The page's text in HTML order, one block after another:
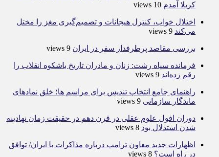
کربلا آمدم 10 views
اختلال خواب، کنترل هیجانات و تصمیم‌گیری مغز را مختل
می‌کند 9 views
بررسی مقاصد پرطرفدار سفر در ایران 9 views
فرمانده سپاه رشت: زنان و مادران تاریخ باشکوه انقلاب را
رقم زده‌اند 9 views
راهنمای جامع انتخاب تندیس برای مراسم ها؛ خلق نمادهای
ماندگار سازمانی 9 views
دوران افول علوم عقلی در قرن دهم در حقیقت زمان نهادینه
شدن استدلال بود 8 views
اظهارات جدید معاون ترامپ درباره مذاکرات با ایران/ توافق
در راه است؟ 8 views